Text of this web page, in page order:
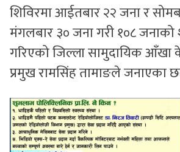
शिविरमा आईतबार २२ जना र
मंगलबार ३० जना गरी १०८ जनाको
गरिएको जिल्ला सामुदायिक आँखा
प्रमुख रामसिंह तामाङले जनाएका